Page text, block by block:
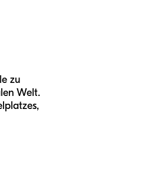
zu
Welt.